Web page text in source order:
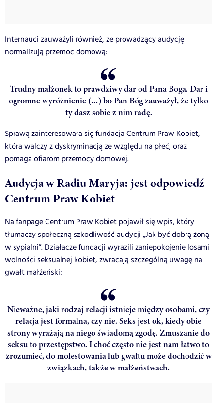
Internauci zauważyli również, że prowadzący audycję
normalizują przemoc domową:
Trudny małżonek to prawdziwy dar od Pana Boga. Dar i
ogromne wyróżnienie (…) bo Pan Bóg zauważył, że tylko
ty dasz sobie z nim radę.
Sprawą zainteresowała się fundacja Centrum Praw Kobiet,
która walczy z dyskryminacją ze względu na płeć, oraz
pomaga ofiarom przemocy domowej.
Audycja w Radiu Maryja: jest odpowiedź
Centrum Praw Kobiet
Na fanpage Centrum Praw Kobiet pojawił się wpis, który
tłumaczy społeczną szkodliwość audycji „Jak być dobrą żoną
w sypialni”. Działacze fundacji wyrazili zaniepokojenie losami
wolności seksualnej kobiet, zwracają szczególną uwagę na
gwałt małżeński:
Nieważne, jaki rodzaj relacji istnieje między osobami, czy
relacja jest formalna, czy nie. Seks jest ok, kiedy obie
strony wyrażają na niego świadomą zgodę. Zmuszanie do
seksu to przestępstwo. I choć często nie jest nam łatwo to
zrozumieć, do molestowania lub gwałtu może dochodzić w
związkach, także w małżeństwach.